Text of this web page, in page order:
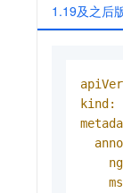
1.19及之后
kind: